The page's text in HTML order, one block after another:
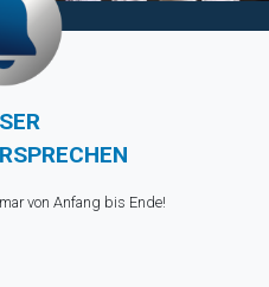
von Anfang bis Ende!